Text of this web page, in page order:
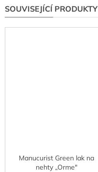
SOUVISEJÍCÍ PRODUKTY
Manucurist Green lak na
nehty „Orme"